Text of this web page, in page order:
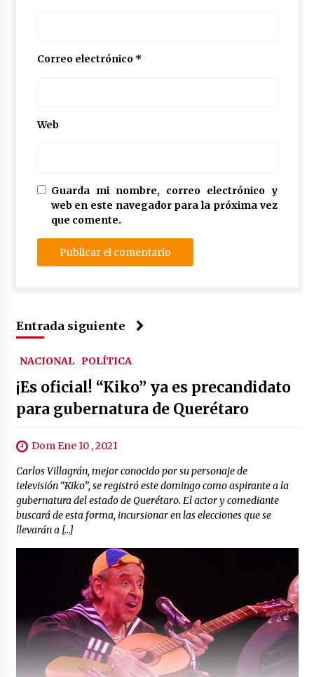
Correo electrónico *
Web
Guarda mi nombre, correo electrónico y
web en este navegador para la próxima vez
que comente.
Entrada siguiente
NACIONAL POLÍTICA
¡Es oficial! “Kiko” ya es precandidato
para gubernatura de Querétaro
Dom Ene 10 , 2021
Carlos Villagrán, mejor conocido por su personaje de
televisión “Kiko”, se registró este domingo como aspirante a la
gubernatura del estado de Querétaro. El actor y comediante
buscará de esta forma, incursionar en las elecciones que se
llevarán a […]